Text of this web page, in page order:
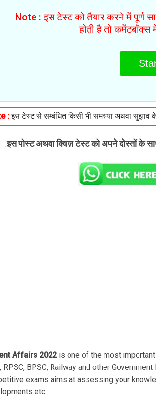
Note : इस टेस्ट को तैयार करने में पूर्ण
होती है तो
:इस टेस्ट से सम्बंधित किसी भी समस्या अथवा सुझाव
.इस पोस्ट अथवा क्विज़ टेस्ट को अपने दोस्तों के
Affairs 2022is one of the most important
RPSC, BPSC, Railway and other
exams aims at assessing your
etc.